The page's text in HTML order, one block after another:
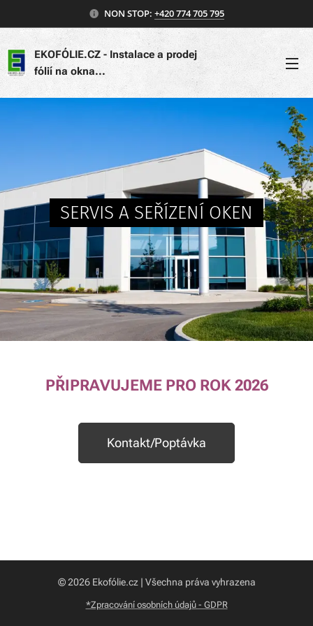
NON STOP: +420 774 705 795
EKOFÓLIE.CZ - Instalace a prodej
fólií na okna...
SERVIS A SEŘÍZENÍ OKEN
PŘIPRAVUJEME PRO ROK 2026
Kontakt/Poptávka
© 2026 Ekofólie.cz | Všechna práva vyhrazena
*Zpracování osobních údajů - GDPR